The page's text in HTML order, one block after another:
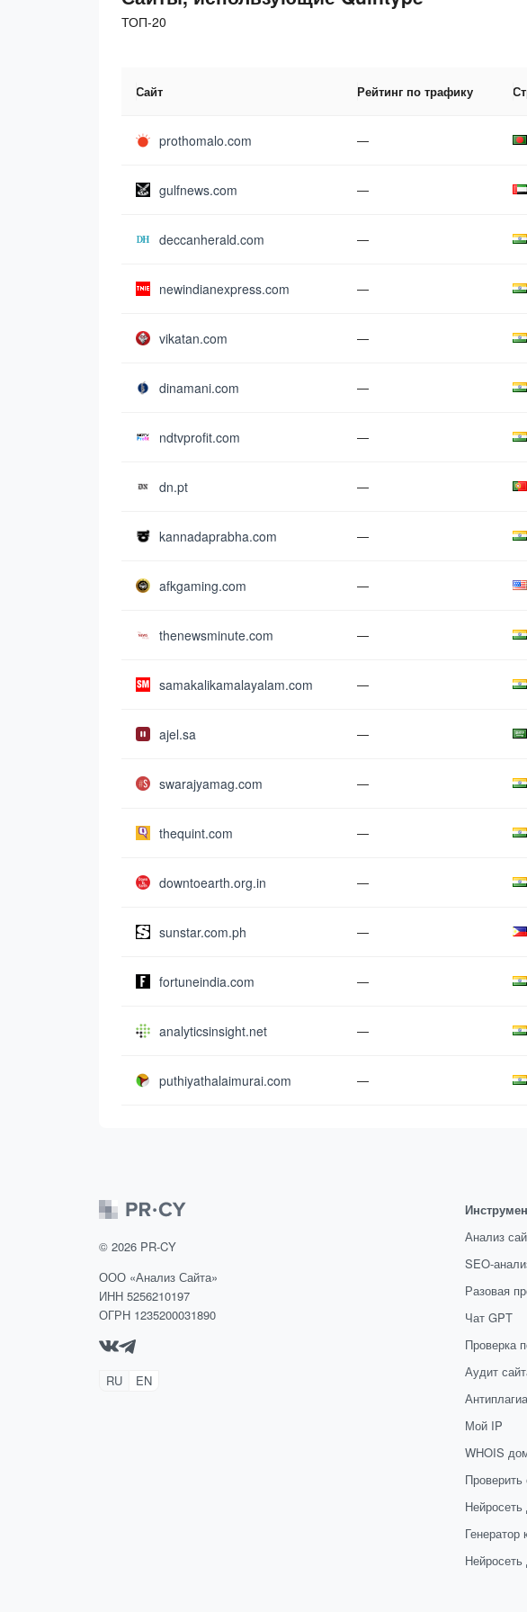
ТОП-20
Сайт Рейтинг по трафику
prothomalo.com —
gulfnews.com —
deccanherald.com —
newindianexpress.com —
vikatan.com —
dinamani.com —
ndtvprofit.com —
dn.pt —
kannadaprabha.com —
afkgaming.com —
thenewsminute.com —
samakalikamalayalam.com —
ajel.sa —
swarajyamag.com —
thequint.com —
downtoearth.org.in —
sunstar.com.ph —
fortuneindia.com —
analyticsinsight.net —
puthiyathalaimurai.com —
© 2026 PR-CY
ООО «Анализ Сайта»
ИНН 5256210197
ОГРН 1235200031890
RU EN
Анализ
SEO-
Разовая
Чат GPT
Проверка
Аудит
Мой IP
WHOIS
Нейросеть
Генератор